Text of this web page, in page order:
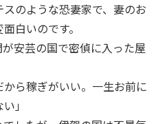
のような恐妻家で、妻のお
白いのです。
安芸の国で密偵に入った屋
から稼ぎがいい。一生お前に
」